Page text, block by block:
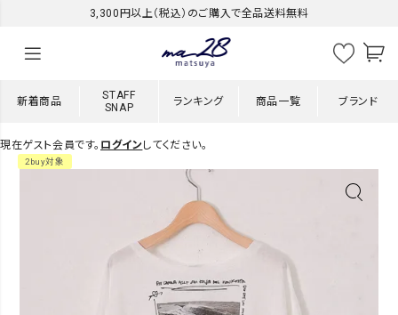
3,300円以上（税込）のご購入で全品送料無料
新着商品
STAFF
SNAP
ランキング 商品一覧 ブランド
現在ゲスト会員です。 ログインしてください。
2buy対象